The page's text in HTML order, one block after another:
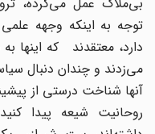
توجه به اینکه وجهه
دارد، معتقدند که اینها
می‌زدند و چندان دنبال
آنها شناخت درستی از
روحانیت شیعه پیدا